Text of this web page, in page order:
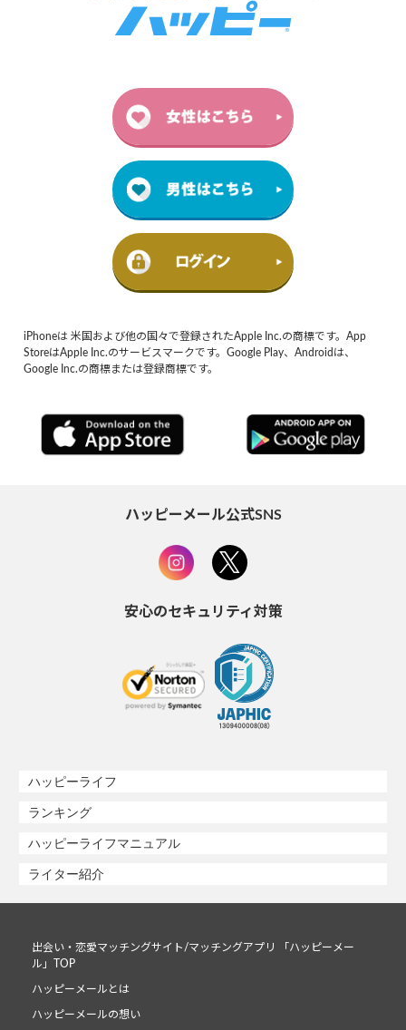
iPhoneは 米国および他の国々で登録されたApple Inc.の商標です。App
StoreはApple Inc.のサービスマークです。Google Play、Androidは、
Google Inc.の商標または登録商標です。
ハッピーメール公式SNS
安心のセキュリティ対策
ハッピーライフ
ランキング
ハッピーライフマニュアル
ライター紹介
出会い・恋愛マッチングサイト/マッチングアプリ 「ハッピーメー
ル」TOP
ハッピーメールとは
ハッピーメールの想い